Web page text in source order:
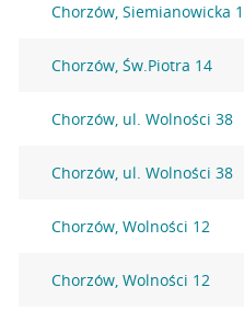
Chorzów, Siemianowicka
Chorzów, Św.Piotra 14
Chorzów, ul. Wolności 38
Chorzów, ul. Wolności 38
Chorzów, Wolności 12
Chorzów, Wolności 12